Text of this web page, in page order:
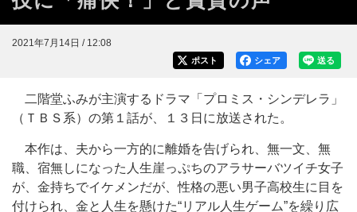
2021年7月14日 / 12:08
送る
シェア
ポスト
二階堂ふみが主演するドラマ「プロミス・シンデレラ」
（ＴＢＳ系）の第１話が、１３日に放送された。
本作は、夫から一方的に離婚を告げられ、無一文、無
職、宿無しになった人生崖っぷちのアラサーバツイチ女子
が、金持ちでイケメンだが、性格の悪い男子高校生に目を
付けられ、金と人生を懸けた“リアル人生ゲーム”を繰り広